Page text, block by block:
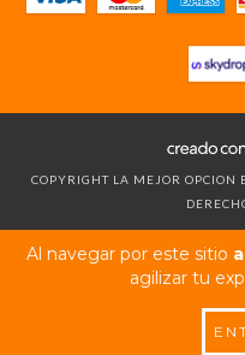
Al navegar por este sitio
agilizar tu
COPYRIGHT LA MEJOR OPCION